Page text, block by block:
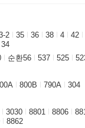
2 35 36 38 4 42
34
순환56 537 525
800B 790A
304
3030 8801 8806
8862